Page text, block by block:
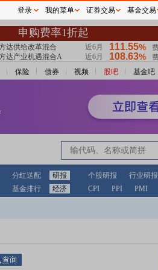
保险 债券 视频 股吧 基金吧
分红送配 研报 个股研报 行业研报
基金排行
经济 CPI PPI PMI
登录 我的菜单 证券交易 基金交易